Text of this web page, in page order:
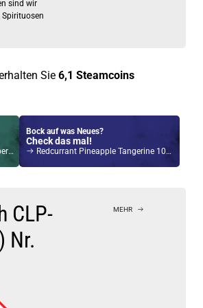
sind wir
Spirituosen
Sie 6,1 Steamcoins
Bock auf was Neues?
Check das mal!
Redcurrant Pineapple Tangerine 10ml Longfill Aroma by Fruit Bowl
CLP-
Nr.
MEHR